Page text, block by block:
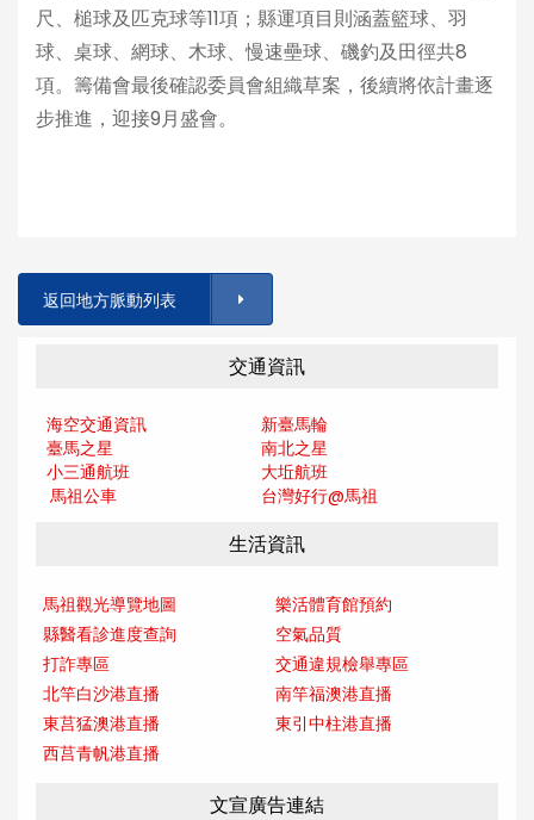
尺、槌球及匹克球等11項；縣運項目則涵蓋籃球、羽
球、桌球、網球、木球、慢速壘球、磯釣及田徑共8
項。籌備會最後確認委員會組織草案，後續將依計畫逐
步推進，迎接9月盛會。
返回地方脈動列表
交通資訊
海空交通資訊
新臺馬輪
臺馬之星
南北之星
小三通航班
大坵航班
馬祖公車
台灣好行@馬祖
生活資訊
馬祖觀光導覽地圖
樂活體育館預約
縣醫看診進度查詢
空氣品質
打詐專區
交通違規檢舉專區
北竿白沙港直播
南竿福澳港直播
東莒猛澳港直播
東引中柱港直播
西莒青帆港直播
文宣廣告連結